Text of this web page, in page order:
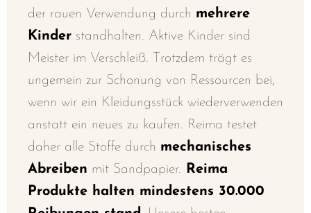
der rauen Verwendung durch mehrere
Kinder standhalten. Aktive Kinder sind
Meister im Verschleiß. Trotzdem trägt es
ungemein zur Schonung von Ressourcen bei,
wenn wir ein Kleidungsstück wiederverwenden
anstatt ein neues zu kaufen. Reima testet
daher alle Stoffe durch mechanisches
Abreiben mit Sandpapier. Reima
Produkte halten mindestens 30.000